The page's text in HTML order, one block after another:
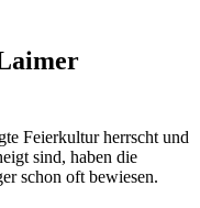
Feierkultur herrscht und
sind, haben die
schon oft bewiesen.